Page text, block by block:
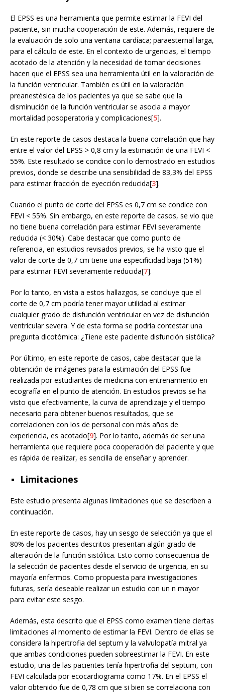
El EPSS es una herramienta que permite estimar la FEVI del
paciente, sin mucha cooperación de este. Además, requiere de
la evaluación de solo una ventana cardíaca; paraesternal larga,
para el cálculo de este. En el contexto de urgencias, el tiempo
acotado de la atención y la necesidad de tomar decisiones
hacen que el EPSS sea una herramienta útil en la valoración de
la función ventricular. También es útil en la valoración
preanestésica de los pacientes ya que se sabe que la
disminución de la función ventricular se asocia a mayor
mortalidad posoperatoria y complicaciones[5].
En este reporte de casos destaca la buena correlación que hay
entre el valor del EPSS > 0,8 cm y la estimación de una FEVI <
55%. Este resultado se condice con lo demostrado en estudios
previos, donde se describe una sensibilidad de 83,3% del EPSS
para estimar fracción de eyección reducida[3].
Cuando el punto de corte del EPSS es 0,7 cm se condice con
FEVI < 55%. Sin embargo, en este reporte de casos, se vio que
no tiene buena correlación para estimar FEVI severamente
reducida (< 30%). Cabe destacar que como punto de
referencia, en estudios revisados previos, se ha visto que el
valor de corte de 0,7 cm tiene una especificidad baja (51%)
para estimar FEVI severamente reducida[7].
Por lo tanto, en vista a estos hallazgos, se concluye que el
corte de 0,7 cm podría tener mayor utilidad al estimar
cualquier grado de disfunción ventricular en vez de disfunción
ventricular severa. Y de esta forma se podría contestar una
pregunta dicotómica: ¿Tiene este paciente disfunción sistólica?
Por último, en este reporte de casos, cabe destacar que la
obtención de imágenes para la estimación del EPSS fue
realizada por estudiantes de medicina con entrenamiento en
ecografía en el punto de atención. En estudios previos se ha
visto que efectivamente, la curva de aprendizaje y el tiempo
necesario para obtener buenos resultados, que se
correlacionen con los de personal con más años de
experiencia, es acotado[9]. Por lo tanto, además de ser una
herramienta que requiere poca cooperación del paciente y que
es rápida de realizar, es sencilla de enseñar y aprender.
Limitaciones
Este estudio presenta algunas limitaciones que se describen a
continuación.
En este reporte de casos, hay un sesgo de selección ya que el
80% de los pacientes descritos presentan algún grado de
alteración de la función sistólica. Esto como consecuencia de
la selección de pacientes desde el servicio de urgencia, en su
mayoría enfermos. Como propuesta para investigaciones
futuras, sería deseable realizar un estudio con un n mayor
para evitar este sesgo.
Además, esta descrito que el EPSS como examen tiene ciertas
limitaciones al momento de estimar la FEVI. Dentro de ellas se
considera la hipertrofia del septum y la valvulopatía mitral ya
que ambas condiciones pueden sobreestimar la FEVI. En este
estudio, una de las pacientes tenía hipertrofia del septum, con
FEVI calculada por ecocardiograma como 17%. En el EPSS el
valor obtenido fue de 0,78 cm que si bien se correlaciona con